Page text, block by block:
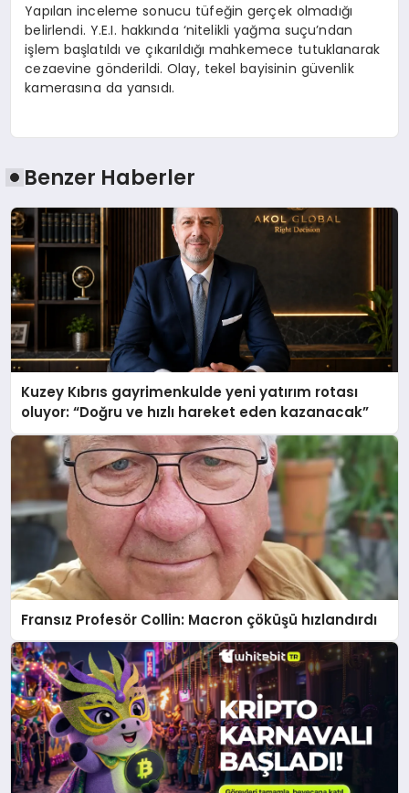
Yapılan inceleme sonucu tüfeğin gerçek olmadığı
belirlendi. Y.E.I. hakkında ‘nitelikli yağma suçu’ndan
işlem başlatıldı ve çıkarıldığı mahkemece tutuklanarak
cezaevine gönderildi. Olay, tekel bayisinin güvenlik
kamerasına da yansıdı.
Benzer Haberler
Kuzey Kıbrıs gayrimenkulde yeni yatırım rotası
oluyor: “Doğru ve hızlı hareket eden kazanacak”
Fransız Profesör Collin: Macron çöküşü hızlandırdı